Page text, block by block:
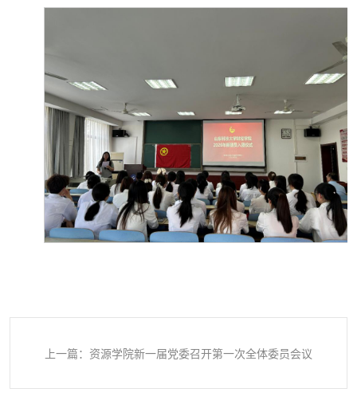
上一篇：资源学院新一届党委召开第一次全体委员会议